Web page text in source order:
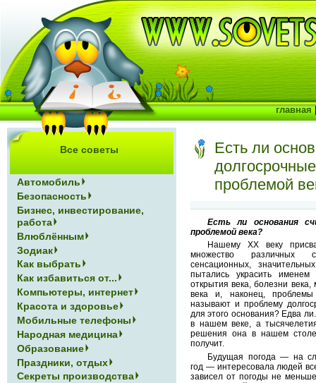
Есть ли
проблемой
Есть ли основания
проблемой века?
Нашему XX веку
множество различных
сенсационных,
пытались украсить именем
открытия века, болезни
века и, наконец,
называют и проблему
для этого основания? Едва
в нашем веке, а
решения она в нашем
получит.
Будущая погода — на
год — интересовала людей
зависел от погоды не
Все советы
Автомобиль
Безопасность
Бизнес, инвестирование,
работа
Влюблённым
Зодиак
Как выбрать
Как избавиться от...
Компьютеры, интернет
Красота и здоровье
Мобильные телефоны
Народная медицина
Образование
Праздники, отдых
Секреты производства
главная